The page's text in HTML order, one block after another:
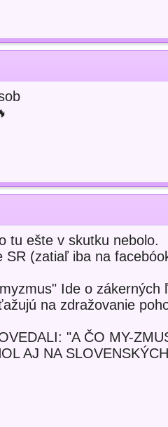
tu ešte v skutku nebolo.
SR (zatiaľ iba na
Ide o
na zdražovanie
"A ČO MY-
AJ NA